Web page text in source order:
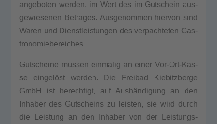
ange­bo­ten wer­den, im Wert des im Gut­schein aus­
ge­wie­se­nen Betra­ges. Aus­ge­nom­men hier­von sind
Waren und Dienst­leis­tun­gen des ver­pach­te­ten Gas­
tro­no­mie­be­rei­ches.
Gut­schei­ne müssen ein­ma­lig an einer Vor-Ort-Kas­
se eingelöst wer­den. Die Frei­bad Kie­bitz­ber­ge
GmbH ist berech­tigt, auf Aushändigung an den
Inha­ber des Gut­scheins zu leis­ten, sie wird durch
die Leis­tung an den Inha­ber von der Leis­tungs­